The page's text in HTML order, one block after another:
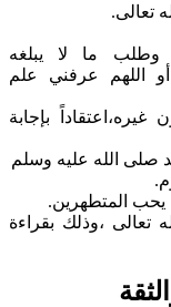
تعالى.
وطلب ما لا يبلغه
اللهم عرفني علم
بإجابة
صلى الله عليه وسلم
يحب المتطهرين.
تعالى ،وذلك بقراءة